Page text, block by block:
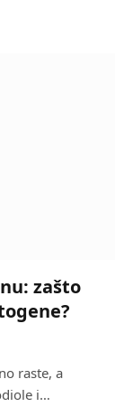
zašto
raste, a
i…